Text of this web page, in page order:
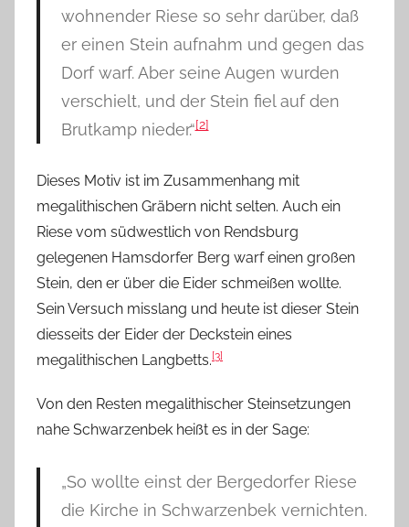
wohnender Riese so sehr darüber, daß
er einen Stein aufnahm und gegen das
Dorf warf. Aber seine Augen wurden
verschielt, und der Stein fiel auf den
Brutkamp nieder.“[2]
Dieses Motiv ist im Zusammenhang mit
megalithischen Gräbern nicht selten. Auch ein
Riese vom südwestlich von Rendsburg
gelegenen Hamsdorfer Berg warf einen großen
Stein, den er über die Eider schmeißen wollte.
Sein Versuch misslang und heute ist dieser Stein
diesseits der Eider der Deckstein eines
megalithischen Langbetts.[3]
Von den Resten megalithischer Steinsetzungen
nahe Schwarzenbek heißt es in der Sage:
„So wollte einst der Bergedorfer Riese
die Kirche in Schwarzenbek vernichten.